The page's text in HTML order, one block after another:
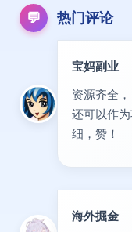
💬 热门评论
宝妈副业
资源齐全
还可以作
细，赞！
海外掘金